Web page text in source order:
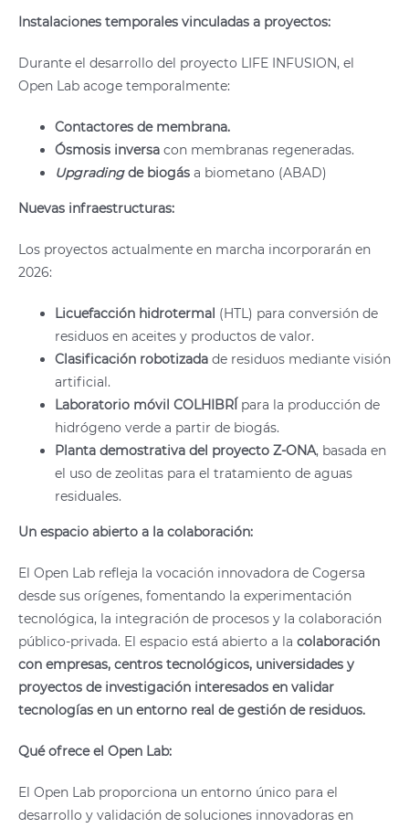
Instalaciones temporales vinculadas a proyectos:
Durante el desarrollo del proyecto LIFE INFUSION, el
Open Lab acoge temporalmente:
Contactores de membrana.
Ósmosis inversa con membranas regeneradas.
Upgradingde biogás a biometano (ABAD)
Nuevas infraestructuras:
Los proyectos actualmente en marcha incorporarán en
2026:
Licuefacción hidrotermal (HTL) para conversión de
residuos en aceites y productos de valor.
Clasificación robotizada de residuos mediante visión
artificial.
Laboratorio móvil COLHIBRÍ para la producción de
hidrógeno verde a partir de biogás.
Planta demostrativa del proyecto Z-ONA, basada en
el uso de zeolitas para el tratamiento de aguas
residuales.
Un espacio abierto a la colaboración:
El Open Lab refleja la vocación innovadora de Cogersa
desde sus orígenes, fomentando la experimentación
tecnológica, la integración de procesos y la colaboración
público-privada. El espacio está abierto a la colaboración
con empresas, centros tecnológicos, universidades y
proyectos de investigación interesados en validar
tecnologías en un entorno real de gestión de residuos.
Qué ofrece el Open Lab:
El Open Lab proporciona un entorno único para el
desarrollo y validación de soluciones innovadoras en